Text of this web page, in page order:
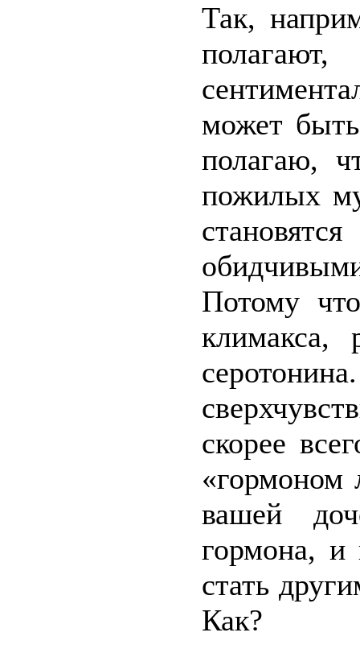
Так,
может
полагаю,
пожилых
Потому
климакса,
скорее
«гормоном
вашей
гормона, и
стать
Как?